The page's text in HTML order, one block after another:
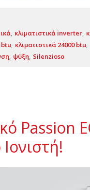
κλιματιστικά inverter
btu κλιματιστικά 24000 btu
ψύξη Silenzioso
Passion